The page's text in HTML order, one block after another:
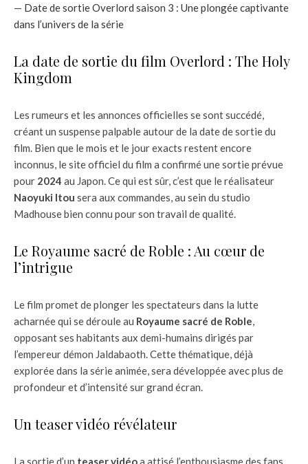
— Date de sortie Overlord saison 3 : Une plongée captivante
dans l’univers de la série
La date de sortie du film Overlord : The Holy
Kingdom
Les rumeurs et les annonces officielles se sont succédé,
créant un suspense palpable autour de la date de sortie du
film. Bien que le mois et le jour exacts restent encore
inconnus, le site officiel du film a confirmé une sortie prévue
pour 2024 au Japon. Ce qui est sûr, c’est que le réalisateur
Naoyuki Itou sera aux commandes, au sein du studio
Madhouse bien connu pour son travail de qualité.
Le Royaume sacré de Roble : Au cœur de
l’intrigue
Le film promet de plonger les spectateurs dans la lutte
acharnée qui se déroule au Royaume sacré de Roble
opposant ses habitants aux demi-humains dirigés par
l’empereur démon Jaldabaoth. Cette thématique, déjà
explorée dans la série animée, sera développée avec plus de
profondeur et d’intensité sur grand écran.
Un teaser vidéo révélateur
La sortie d’un teaser vidéoa attisé l’enthousiasme des fans,